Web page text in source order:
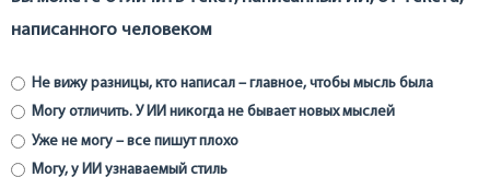
написанного человеком
Не вижу разницы, кто написал – главное, чтобы мысль была
Могу отличить. У ИИ никогда не бывает новых мыслей
Уже не могу – все пишут плохо
Могу, у ИИ узнаваемый стиль